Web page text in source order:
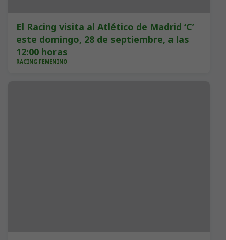
El Racing visita al Atlético de Madrid ‘C’
este domingo, 28 de septiembre, a las
12:00 horas
RACING FEMENINO